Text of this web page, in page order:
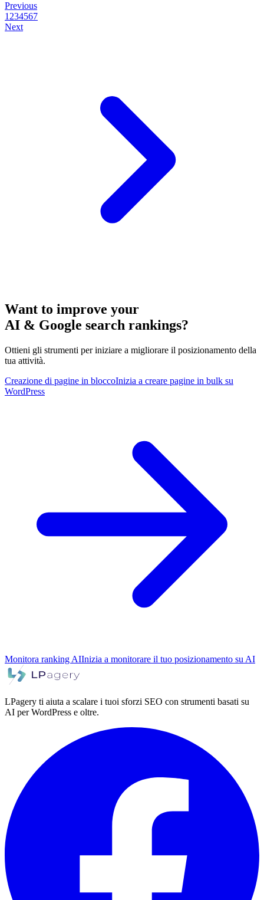
Previous
1 234567
Next
Want to improve your
AI & Google search rankings?
Ottieni gli strumenti per iniziare a migliorare il posizionamento della
tua attività.
Creazione di pagine in bloccoInizia a creare pagine in bulk su
WordPress
Monitora ranking AIInizia a monitorare il tuo posizionamento su AI
LPagery ti aiuta a scalare i tuoi sforzi SEO con strumenti basati su
AI per WordPress e oltre.